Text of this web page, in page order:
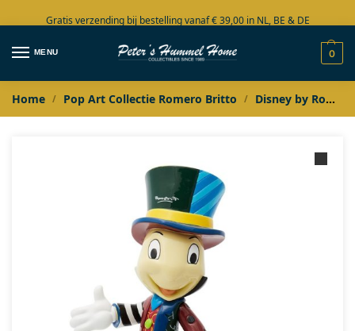
Gratis verzending bij bestelling vanaf € 39,00 in NL, BE & DE
Grote collectie in voorraad
MENU 0
Home / Pop Art Collectie Romero Britto / Disney by Romero Britto